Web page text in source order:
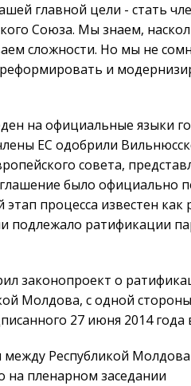
главной цели - стать
Союза. Мы знаем,
сложности. Но мы не
и
на официальные языки
ЕС одобрили
совета,
было официально
процесса известен как
подлежало ратификации
законопроект о
Молдова, с одной
27 июня 2014 года
между Республикой
пленарном заседании